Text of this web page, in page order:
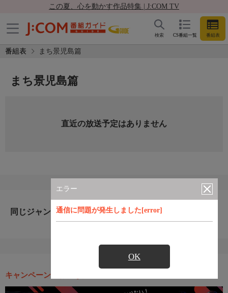
この夏、心を動かす作品特集 | J:COM TV
CS番組一覧 番組表
検索
番組表 まち景児島篇
エラー
通信に問題が発生しました[error]
OK
まち景児島篇
直近の放送予定はありません
同じジャンルのおすすめ番組
キャンペーン・お得な情報